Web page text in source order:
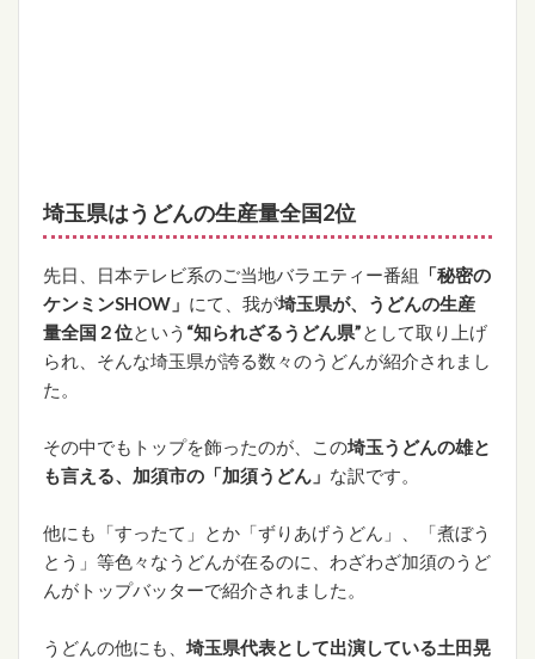
埼玉県はうどんの生産量全国2位
先日、日本テレビ系のご当地バラエティー番組
「秘密の
ケンミンSHOW」 にて、我が埼玉県が、うどんの生産
量全国２位という “知られざるうどん県”として取り上げ
られ、そんな埼玉県が誇る数々のうどんが紹介されまし
た。
その中でもトップを飾ったのが、この埼玉うどんの雄と
も言える、加須市の「加須うどん」 な訳です。
他にも「すったて」とか「ずりあげうどん」、「煮ぼう
とう」等色々なうどんが在るのに、わざわざ加須のうど
んがトップバッターで紹介されました。
うどんの他にも、 埼玉県代表として出演している土田晃